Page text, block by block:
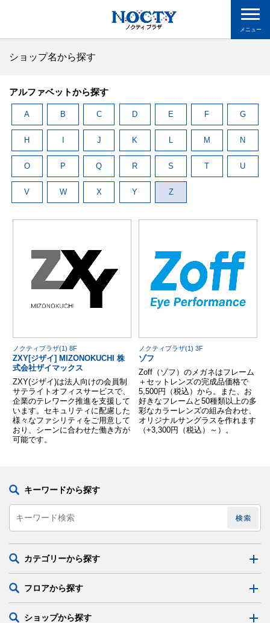
メニュー
ショップ名から探す
アルファベットから探す
A B C D E F G
H J K L M N
O P Q R S T U
V W X Y Z
ノクティプラザ(1) 8F
ZXY[ジザイ] MIZONOKUCHI 株
式会社ザイマックス
ZXY(ジザイ)は法人向けの会員制
サテライトオフィスサービスで、
企業のテレワーク推進を支援して
います。セキュリティに配慮した
様々なファシリティをご用意して
おり、シーンに合わせた働き方が
可能です。
ノクティプラザ(1) 3F
ゾフ
Zoff（ゾフ）のメガネはフレーム
＋セットレンズの完成品価格で
5,500円（税込）から。また、お
好きなフレームと50種類以上の多
彩なカラーレンズの組み合わせ、
オリジナルサングラスを作れます
（+3,300円（税込）～）。
キーワードから探す
カテゴリーから探す
フロアから探す
ショップから探す